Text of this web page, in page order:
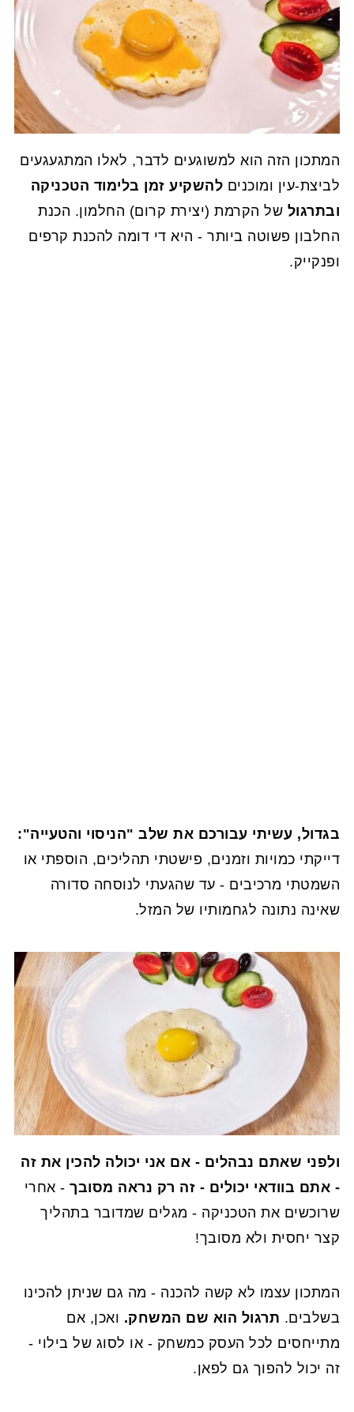
המתכון הזה הוא למשוגעים לדבר, לאלו המתגעגעים
לביצת-עין ומוכנים להשקיע זמן בלימוד הטכניקה
ובתרגול של הקרמת (יצירת קרום) החלמון. הכנת
החלבון פשוטה ביותר - היא די דומה להכנת קרפים
ופנקייק.
בגדול, עשיתי עבורכם את שלב "הניסוי והטעייה":
דייקתי כמויות וזמנים, פישטתי תהליכים, הוספתי או
השמטתי מרכיבים - עד שהגעתי לנוסחה סדורה
שאינה נתונה לגחמותיו של המזל.
ולפני שאתם נבהלים - אם אני יכולה להכין את זה
- אתם בוודאי יכולים - זה רק נראה מסובך- אחרי
שרוכשים את הטכניקה - מגלים שמדובר בתהליך
קצר יחסית ולא מסובך!
המתכון עצמו לא קשה להכנה - מה גם שניתן להכינו
בשלבים. תרגול הוא שם המשחק. ואכן, אם
מתייחסים לכל העסק כמשחק - או לסוג של בילוי -
זה יכול להפוך גם לפאן.